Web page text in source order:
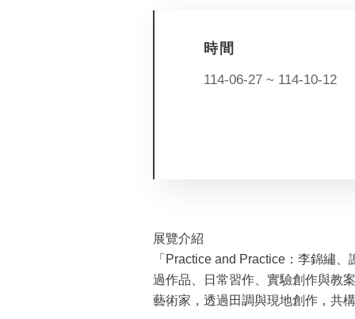
時間
114-06-27 ~ 114-10-12
展覽介紹
「Practice and Practice：李錦繡
過作品、日常習作、實驗創作與教
藝術家，透過田調與現地創作，共